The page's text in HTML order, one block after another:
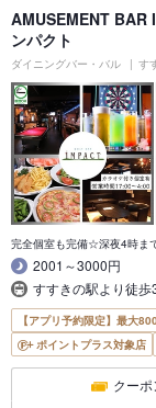
AMUSEMENT
ンパクト
ダイニングバー・バル す
完全個室も完備☆深夜4時ま
2001～3000円
すすきの駅より徒
【アプリ予約限定】最大
ポイントプラス対象店
クーポ